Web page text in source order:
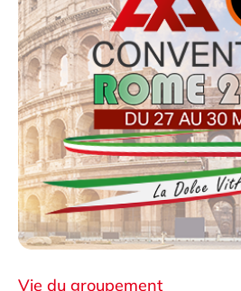
Vie du groupement